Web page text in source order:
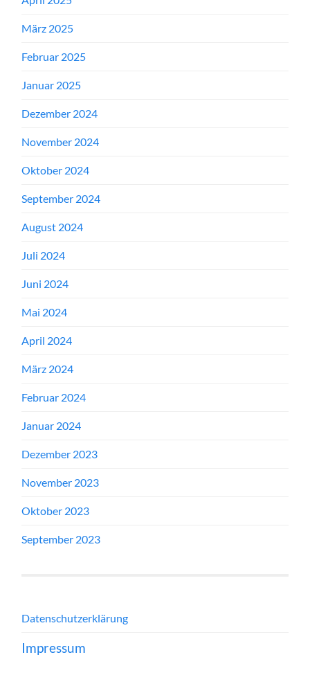
März 2025
Februar 2025
Januar 2025
Dezember 2024
November 2024
Oktober 2024
September 2024
August 2024
Juli 2024
Juni 2024
Mai 2024
April 2024
März 2024
Februar 2024
Januar 2024
Dezember 2023
November 2023
Oktober 2023
September 2023
Datenschutzerklärung
Impressum